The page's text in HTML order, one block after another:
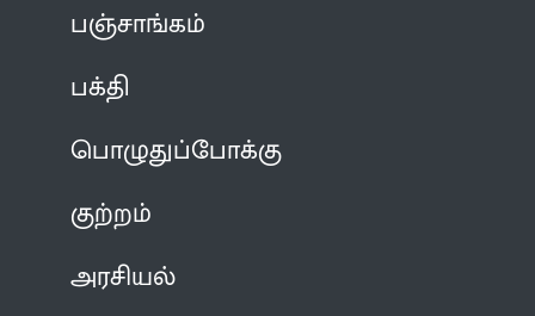
பஞ்சாங்கம்
பக்தி
பொழுதுப்போக்கு
குற்றம்
அரசியல்